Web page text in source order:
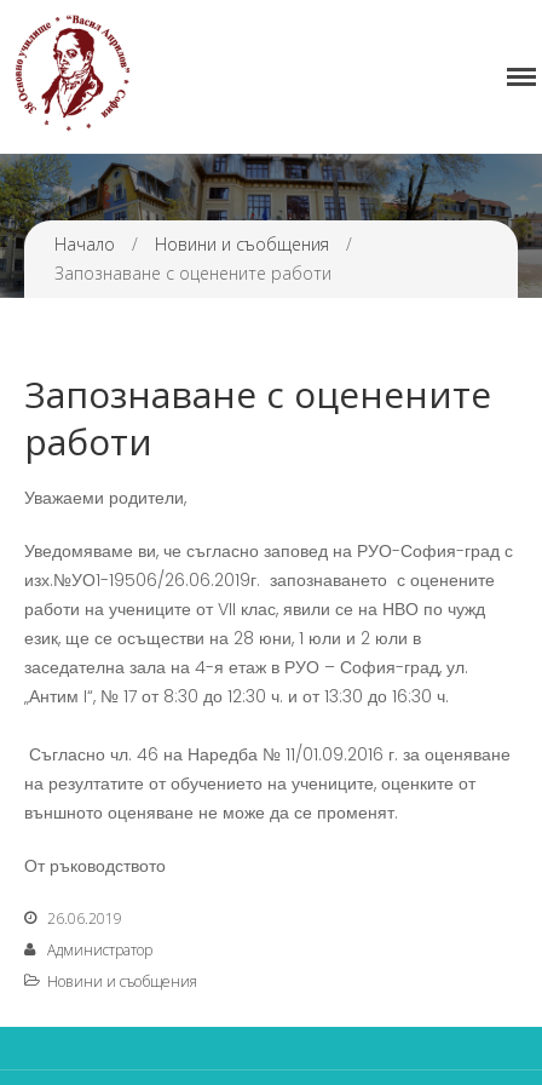
Нормативна уредба
Прием
Проекти и дейности
Седмично разписание
Начало / Новини и съобщения
/
Запознаване с оценените работи
Запознаване с оценените
работи
Уважаеми родители,
Уведомяваме ви, че съгласно заповед на РУО-София-град с
изх.№УО1-19506/26.06.2019г. запознаването с оценените
работи на учениците от VII клас, явили се на НВО по чужд
език, ще се осъществи на 28 юни, 1 юли и 2 юли в
заседателна зала на 4-я етаж в РУО – София-град, ул.
„Антим I“, № 17 от 8:30 до 12:30 ч. и от 13:30 до 16:30 ч.
Съгласно чл. 46 на Наредба № 11/01.09.2016 г. за оценяване
на резултатите от обучението на учениците, оценките от
външното оценяване не може да се променят.
От ръководството
26.06.2019
Администратор
Новини и съобщения